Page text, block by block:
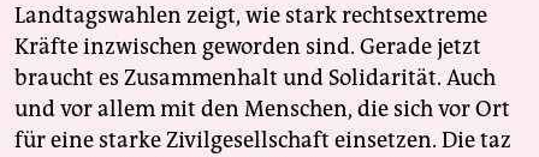
Landtagswahlen zeigt, wie stark rechtsextreme
Kräfte inzwischen geworden sind. Gerade jetzt
braucht es Zusammenhalt und Solidarität. Auch
und vor allem mit den Menschen, die sich vor Ort
für eine starke Zivilgesellschaft einsetzen. Die taz